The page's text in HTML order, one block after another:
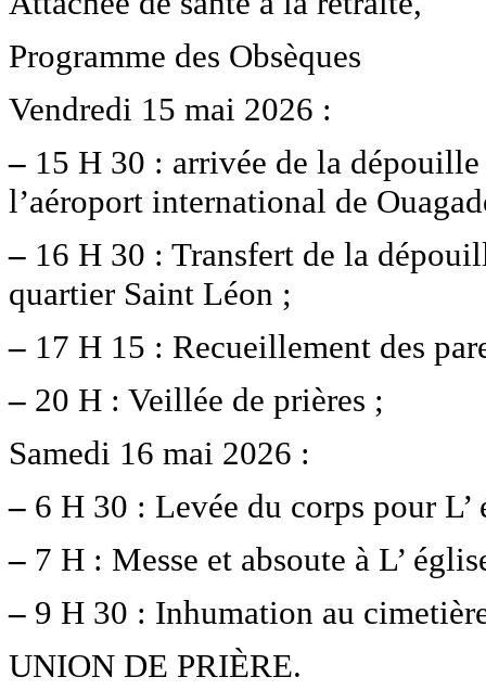
Programme des Obsèques
Vendredi 15 mai 2026 :
– 15 H 30 : arrivée de la
l’aéroport international de
– 16 H 30 : Transfert de la
quartier Saint Léon ;
– 17 H 15 : Recueillement des
– 20 H : Veillée de prières ;
Samedi 16 mai 2026 :
– 6 H 30 : Levée du corps pour
– 7 H : Messe et absoute à L’
– 9 H 30 : Inhumation au
UNION DE PRIÈRE.